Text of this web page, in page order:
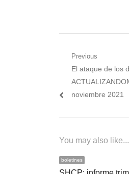
Navegación
entradas
Previous
Previous
post:
El ataque de los
noviembre 2021
You may also like...
boletines